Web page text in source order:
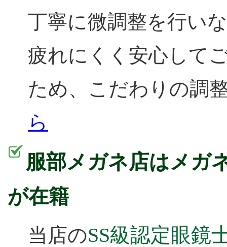
丁寧に微調整を行い
疲れにくく安心して
ため、こだわりの調
ら
服部メガネ店はメガ
が在籍
当店のSS級認定眼鏡